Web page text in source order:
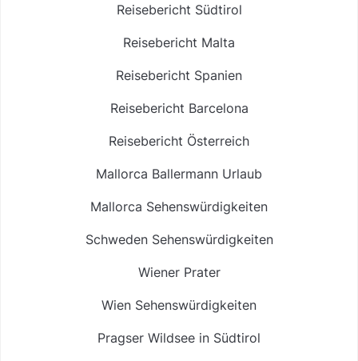
Reisebericht Südtirol
Reisebericht Malta
Reisebericht Spanien
Reisebericht Barcelona
Reisebericht Österreich
Mallorca Ballermann Urlaub
Mallorca Sehenswürdigkeiten
Schweden Sehenswürdigkeiten
Wiener Prater
Wien Sehenswürdigkeiten
Pragser Wildsee in Südtirol